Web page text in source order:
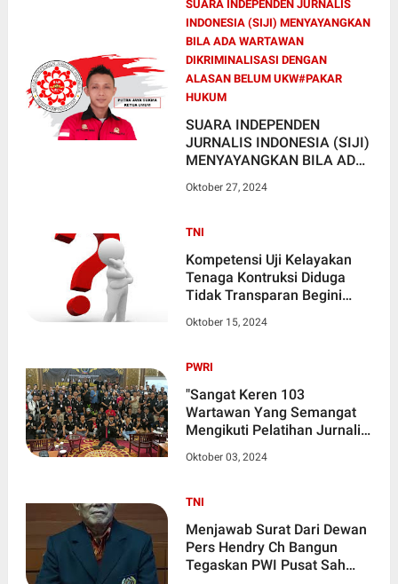
SUARA INDEPENDEN JURNALIS
INDONESIA (SIJI) MENYAYANGKAN
BILA ADA WARTAWAN
DIKRIMINALISASI DENGAN
ALASAN BELUM UKW#PAKAR
HUKUM
SUARA INDEPENDEN
JURNALIS INDONESIA (SIJI)
MENYAYANGKAN BILA ADA
DIKRIMINALISASI DENGAN
Oktober 27, 2024
TNI
Kompetensi Uji Kelayakan
Tenaga Kontruksi Diduga
Tidak Transparan Begini
Oktober 15, 2024
PWRI
"Sangat Keren 103
Wartawan Yang Semangat
Mengikuti Pelatihan Jurnalis
Oktober 03, 2024
TNI
Menjawab Surat Dari Dewan
Pers Hendry Ch Bangun
Tegaskan PWI Pusat Sah